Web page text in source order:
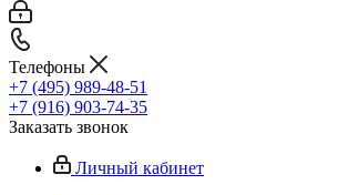
Телефоны
+7 (495) 989-48-51
+7 (916) 903-74-35
Заказать звонок
Личный кабинет